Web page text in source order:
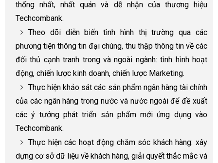
thống nhất, nhất quán và dễ nhận của thương hiệu
Techcombank.
Theo dõi diễn biến tình hình thị trường qua các
phương tiện thông tin đại chúng, thu thập thông tin về các
đối thủ cạnh tranh trong và ngoài ngành: tình hình hoạt
động, chiến lược kinh doanh, chiến lược Marketing.
Thực hiện khảo sát các sản phẩm ngân hàng tài chính
của các ngân hàng trong nước và nước ngoài để đề xuất
các ý tưởng phát triển sản phẩm mới ứng dụng vào
Techcombank.
Thực hiện các hoạt động chăm sóc khách hàng: xây
dựng cơ sở dữ liệu về khách hàng, giải quyết thắc mắc và